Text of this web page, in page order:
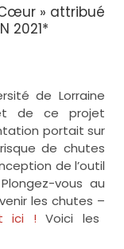
» attribué
2021*
de Lorraine
de ce projet
portait sur
de chutes
de l’outil
vous au
les chutes –
ici ! Voici les